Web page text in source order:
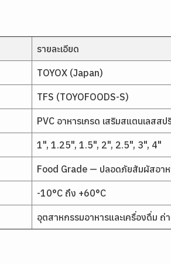
รายละเอียด
TOYOX (Japan)
TFS (TOYOFOODS-S)
PVC อาหารเกรด เสริมสแตนเลสส
1", 1.25", 1.5", 2", 2.5", 3", 4"
Food Grade — ปลอดภัยสัมผัสอา
-10°C ถึง +60°C
อุตสาหกรรมอาหารและเครื่องดื่ม ถ่